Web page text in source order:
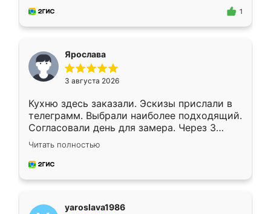
предложил по моему эскизу самый
1
Ярослава
3 августа 2026
Кухню здесь заказали. Эскизы прислали в
телеграмм. Выбрали наиболее подходящий.
Согласовали день для замера. Через 3
недели кухня была уже готова. Остались
довольны работой. Спасибо Ренессанс
мебель за качественную работу!
Читать полностью
yaroslava1986